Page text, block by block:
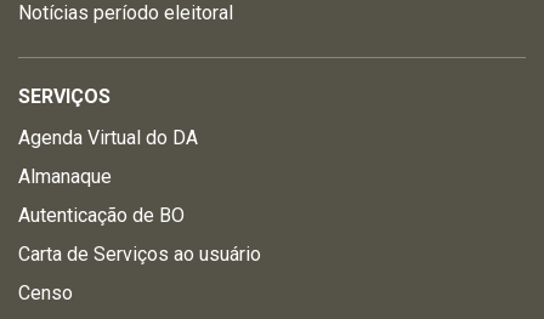
Notícias período eleitoral
SERVIÇOS
Agenda Virtual do DA
Almanaque
Autenticação de BO
Carta de Serviços ao usuário
Censo